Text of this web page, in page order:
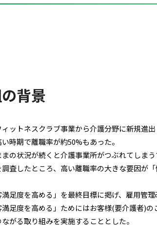
背景
ットネスクラブ事業から介護分野に新規進
時期で離職率が約50%もあった。
まの状況が続くと介護事業所がつぶれてしまう
調査したところ、高い離職率の大きな要因が
満足度を高める」を最終目標に掲げ、雇用管
満足度を高める」ためにはお客様(要介護者)
がる取り組みを実施することとした。